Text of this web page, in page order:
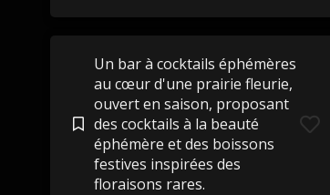
Un bar à cocktails éphémères
au cœur d'une prairie fleurie,
ouvert en saison, proposant
des cocktails à la beauté
éphémère et des boissons
festives inspirées des
floraisons rares.